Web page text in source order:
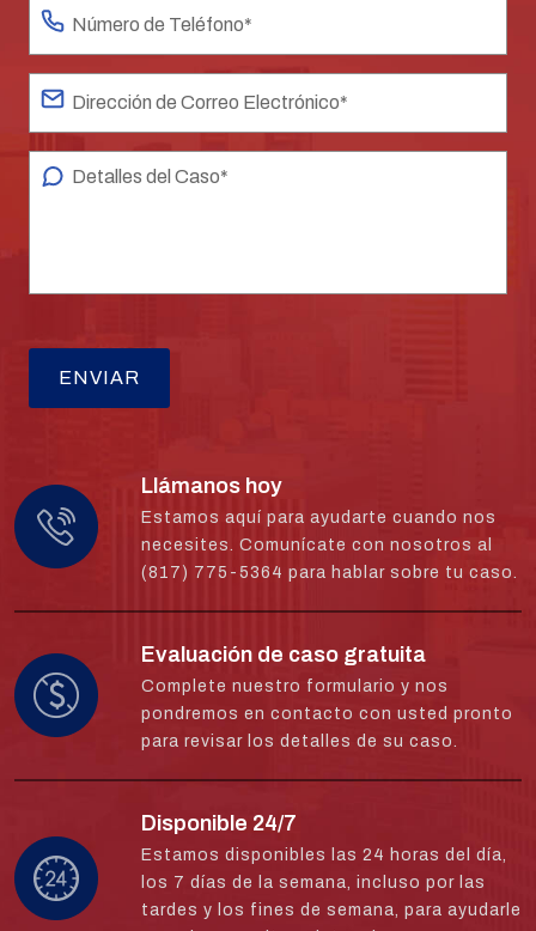
Llámanos hoy
Estamos aquí para ayudarte cuando nos
necesites. Comunícate con nosotros al
(817) 775-5364 para hablar sobre tu caso.
Evaluación de caso gratuita
Complete nuestro formulario y nos
pondremos en contacto con usted pronto
para revisar los detalles de su caso.
Disponible 24/7
Estamos disponibles las 24 horas del día,
los 7 días de la semana, incluso por las
tardes y los fines de semana, para ayudarle